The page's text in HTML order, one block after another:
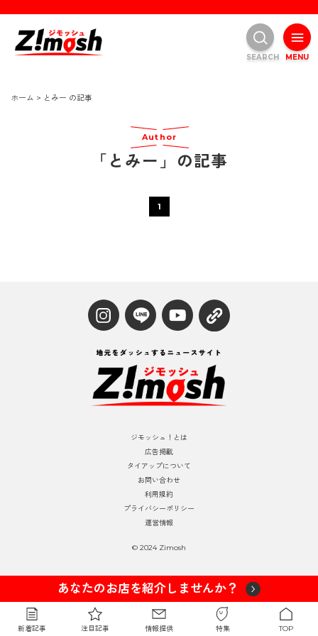
ホーム > とみー の記事
Author
「とみー」の記事
1
ジモッシュ！とは
広告掲載
タイアップについて
お問い合わせ
利用規約
プライバシーポリシー
運営情報
© 2024 Zimosh
あなたのお店を紹介しませんか？
新着記事 注目記事 情報提供 特集 TOP
MENU
SEARCH